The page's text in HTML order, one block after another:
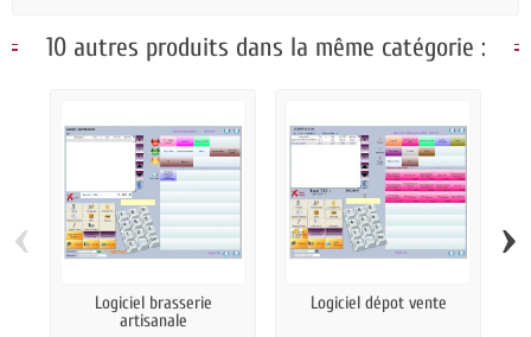
10 autres produits dans la même catégorie :
Logiciel brasserie
artisanale
Logiciel dépot vente
‹ ›